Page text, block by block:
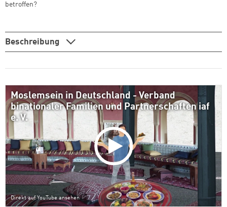
betroffen?
Beschreibung
Moslemsein in Deutschland - Verband
binationaler Familien und Partnerschaften iaf
e. V.
Direkt auf YouTube ansehen